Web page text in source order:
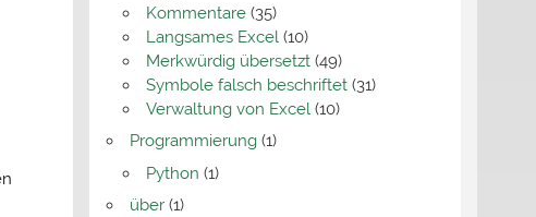
Kommentare (35)
Langsames Excel (10)
Merkwürdig übersetzt (49)
Symbole falsch beschriftet (31)
Verwaltung von Excel (10)
Programmierung(1)
Python (1)
über(1)